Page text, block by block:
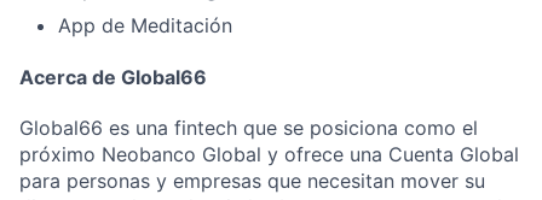
App de Meditación
Acerca de Global66
Global66 es una fintech que se posiciona como el
próximo Neobanco Global y ofrece una Cuenta Global
para personas y empresas que necesitan mover su